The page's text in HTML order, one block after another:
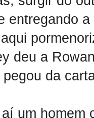
entregando
deu a
da
um homem